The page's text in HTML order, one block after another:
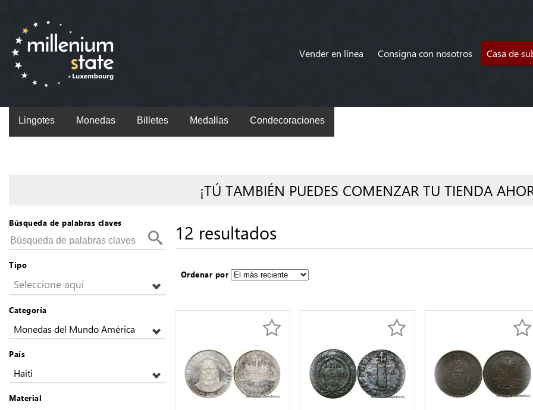
Vender en línea Consigna con nosotros Casa de
Lingotes Monedas Billetes Medallas Condecoraciones
¡TÚ TAMBIÉN PUEDES COMENZAR TU TIENDA
Búsqueda de palabras claves
Tipo
Seleccione aquí
Categoría
Monedas del Mundo América
País
Haiti
Material
12 resultados
Ordenar por